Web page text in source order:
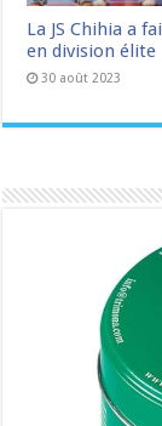
La JS Chihia a
en division élite
30 août 2023